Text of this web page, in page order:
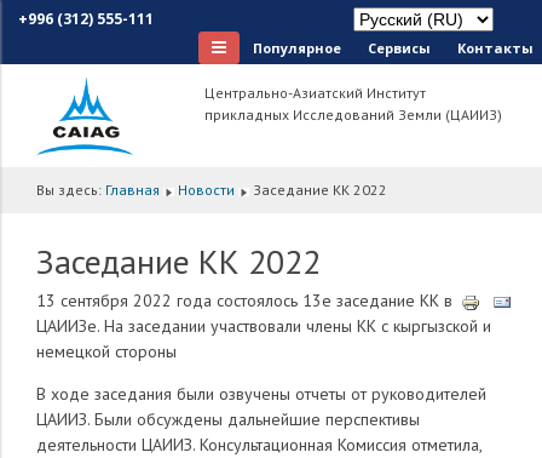
+996 (312) 555-111
Популярное Сервисы Контакты
Центрально-Азиатский Институт
прикладных Исследований Земли (ЦАИИЗ)
Вы здесь: Главная Новости Заседание КК 2022
Заседание КК 2022
13 сентября 2022 года состоялось 13е заседание КК в
ЦАИИЗе. На заседании участвовали члены КК с кыргызской и
немецкой стороны
В ходе заседания были озвучены отчеты от руководителей
ЦАИИЗ. Были обсуждены дальнейшие перспективы
деятельности ЦАИИЗ. Консультационная Комиссия отметила,